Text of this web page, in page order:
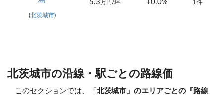
(北茨城市)
5.3万円/坪 +0.0% 1 件
北茨城市の沿線・駅ごとの路線価
このセクションでは、
「北茨城市」のエリアごとの『路線